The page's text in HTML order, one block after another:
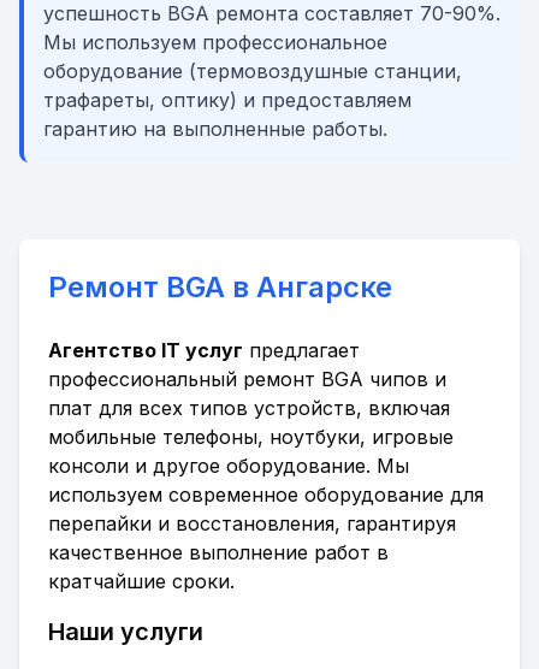
успешность BGA ремонта составляет 70-90%.
Мы используем профессиональное
оборудование (термовоздушные станции,
трафареты, оптику) и предоставляем
гарантию на выполненные работы.
Ремонт BGA в Ангарске
Агентство IT услуг предлагает
профессиональный ремонт BGA чипов и
плат для всех типов устройств, включая
мобильные телефоны, ноутбуки, игровые
консоли и другое оборудование. Мы
используем современное оборудование для
перепайки и восстановления, гарантируя
качественное выполнение работ в
кратчайшие сроки.
Наши услуги